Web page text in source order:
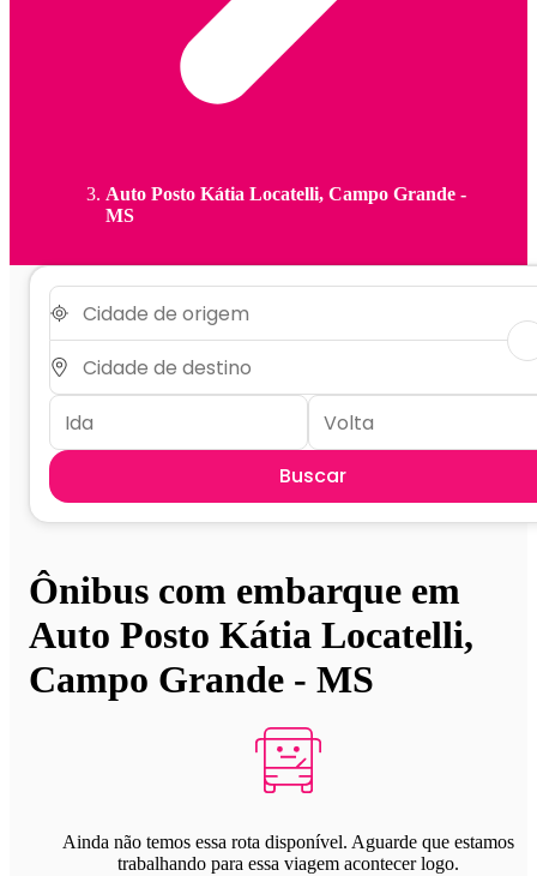
Auto Posto Kátia Locatelli, Campo Grande -
MS
Buscar
Ônibus com embarque em
Auto Posto Kátia Locatelli,
Campo Grande - MS
Ainda não temos essa rota disponível. Aguarde que estamos
trabalhando para essa viagem acontecer logo.